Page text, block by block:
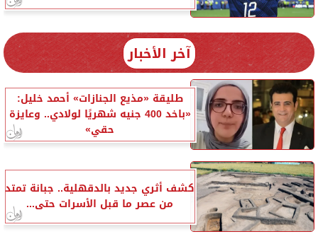
آخر الأخبار
طليقة «مذيع الجنازات» أحمد خليل:
«باخد 400 جنيه شهريًا لولادي.. وعايزة
حقي»
كشف أثري جديد بالدقهلية.. جبانة تمتد
من عصر ما قبل الأسرات حتى...